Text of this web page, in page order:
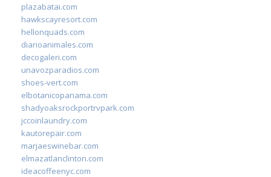
plazabatai.com
hawkscayresort.com
hellonquads.com
diarioanimales.com
decogaleri.com
unavozparadios.com
shoes-vert.com
elbotanicopanama.com
shadyoaksrockportrvpark.com
jccoinlaundry.com
kautorepair.com
marjaeswinebar.com
elmazatlanclinton.com
ideacoffeenyc.com